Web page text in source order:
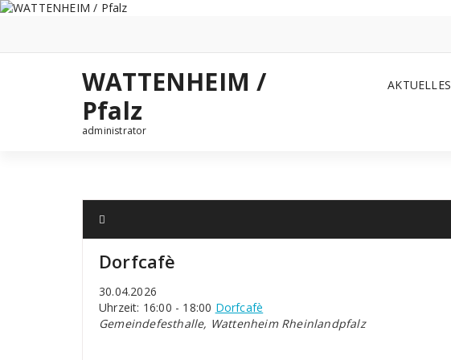
Zum
WATTENHEIM /
Pfalz
administrator
AKTUELLES
Dorfcafè
30.04.2026
Uhrzeit: 16:00 - 18:00 Dorfcafè
Gemeindefesthalle, Wattenheim Rheinlandpfalz